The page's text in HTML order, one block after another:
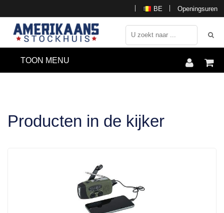
Openingsuren
BE
TOON MENU
Producten in de kijker